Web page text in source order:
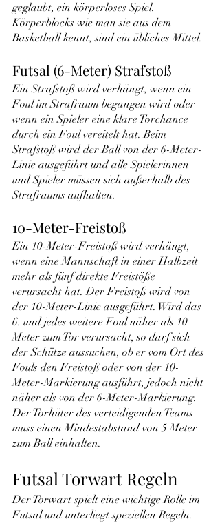
geglaubt, ein körperloses Spiel.
Körperblocks wie man sie aus dem
Basketball kennt, sind ein übliches Mittel.
Futsal (6-Meter) Strafstoß
Ein Strafstoß wird verhängt, wenn ein
Foul im Strafraum begangen wird oder
wenn ein Spieler eine klare Torchance
durch ein Foul vereitelt hat. Beim
Strafstoß wird der Ball von der 6-Meter-
Linie ausgeführt und alle Spielerinnen
und Spieler müssen sich außerhalb des
Strafraums aufhalten.
10-Meter-Freistoß
Ein 10-Meter-Freistoß wird verhängt,
wenn eine Mannschaft in einer Halbzeit
mehr als fünf direkte Freistöße
verursacht hat. Der Freistoß wird von
der 10-Meter-Linie ausgeführt. Wird das
6. und jedes weitere Foul näher als 10
Meter zum Tor verursacht, so darf sich
der Schütze aussuchen, ob er vom Ort des
Fouls den Freistoß oder von der 10-
Meter-Markierung ausführt, jedoch nicht
näher als von der 6-Meter-Markierung.
Der Torhüter des verteidigenden Teams
muss einen Mindestabstand von 5 Meter
zum Ball einhalten.
Futsal Torwart Regeln
Der Torwart spielt eine wichtige Rolle im
Futsal und unterliegt speziellen Regeln.